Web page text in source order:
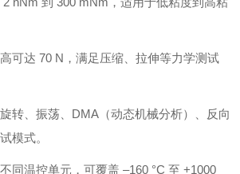
可达 70 N，满足压缩、拉伸等力学测试
转、振荡、DMA（动态机械分析）、反向
模式。
同温控单元，可覆盖 –160 °C 至 +1000